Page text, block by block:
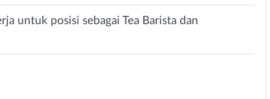
untuk posisi sebagai Tea Barista dan